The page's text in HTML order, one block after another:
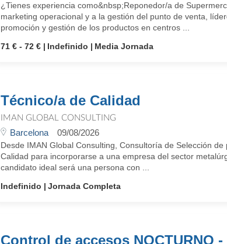
¿Tienes experiencia como&nbsp;Reponedor/a de
marketing operacional y a la gestión del punto de venta,
promoción y gestión de los productos en centros ...
71 € - 72 €
Indefinido Media Jornada
Técnico/a de Calidad
IMAN GLOBAL CONSULTING
Barcelona 09/08/2026
Desde IMAN Global Consulting, Consultoría de Selección
Calidad para incorporarse a una empresa del sector
candidato ideal será una persona con ...
Indefinido
Jornada Completa
Control de accesos NOCTURNO -